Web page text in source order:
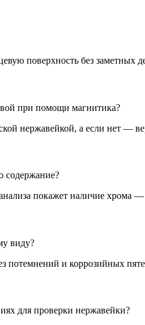
поверхность без заметных
при помощи магнитика?
нержавейкой, а если нет —
содержание?
покажет наличие хрома
виду?
потемнений и коррозийных
для проверки нержавейки?